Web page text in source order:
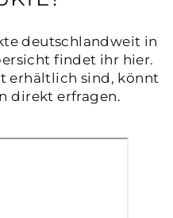
UNSERE